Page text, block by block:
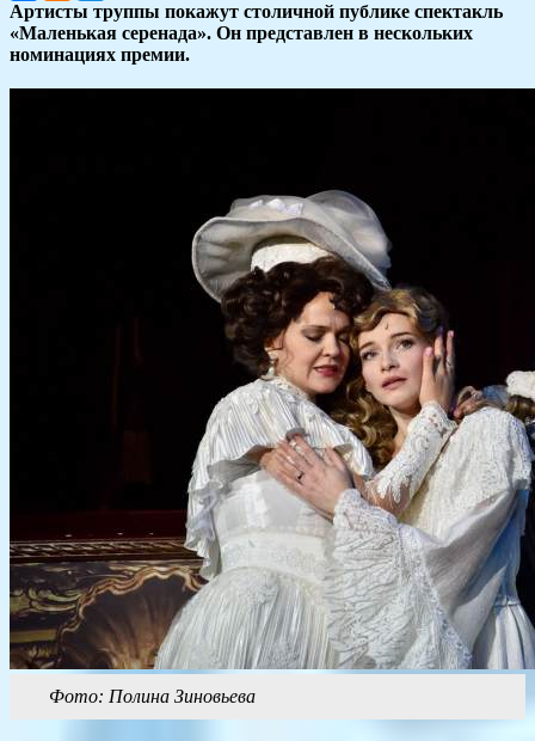
Артисты труппы покажут столичной публике спектакль
«Маленькая серенада». Он представлен в нескольких
номинациях премии.
Фото: Полина Зиновьева